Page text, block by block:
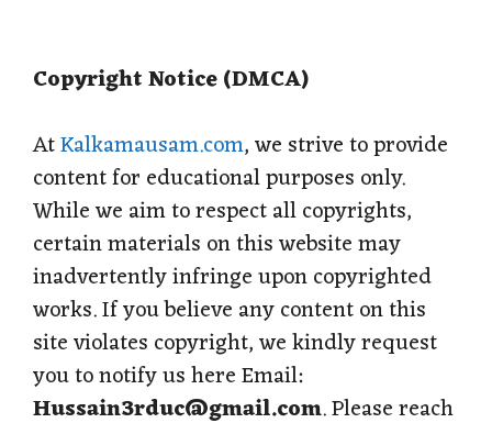
A
p
p
o
o
k
r
a
m
r
e
s
t
Copyright Notice (DMCA)
AtKalkamausam.com, we strive to provide
content for educational purposes only.
While we aim to respect all copyrights,
certain materials on this website may
inadvertently infringe upon copyrighted
works. If you believe any content on this
site violates copyright, we kindly request
you to notify us here Email:
Hussain3rduc@gmail.com. Please reach